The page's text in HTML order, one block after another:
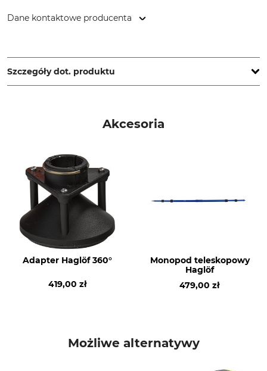
Dane kontaktowe producenta
Sweden, www.haglofsweden.com
Szczegóły dot. produktu
Transponder
Typ baterii
Nr artykułu producenta
15-104-2001
85 g
Akcesoria
Adapter Haglöf 360°
419,00 zł
Monopod teleskopowy
Haglöf
479,00 zł
Możliwe alternatywy